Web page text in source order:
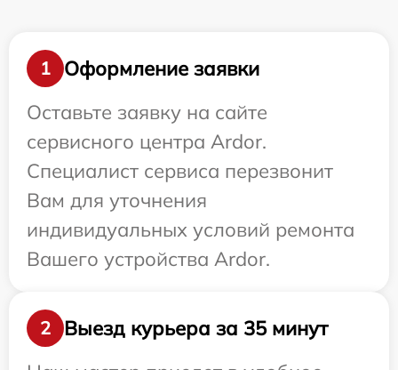
1
Оформление заявки
Оставьте заявку на сайте
сервисного центра Ardor.
Специалист сервиса перезвонит
Вам для уточнения
индивидуальных условий ремонта
Вашего устройства Ardor.
2
Выезд курьера за 35 минут